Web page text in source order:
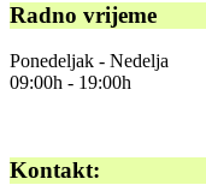
Radno vrijeme
Ponedeljak - Nedelja
09:00h - 19:00h
Kontakt: